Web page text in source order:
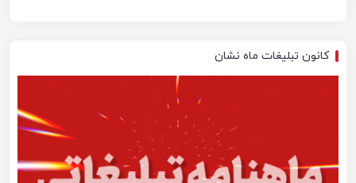
کانون تبلیغات ماه نشان